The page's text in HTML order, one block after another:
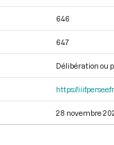
646
647
Délibération ou
https://
28 novembre